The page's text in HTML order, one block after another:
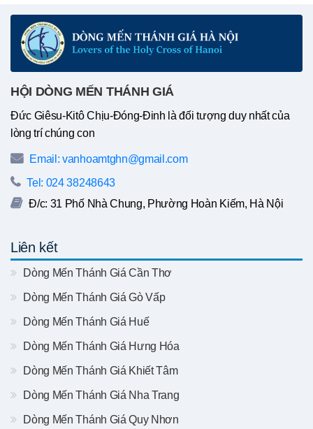
HỘI DÒNG MẾN THÁNH GIÁ
Đức Giêsu-Kitô Chịu-Đóng-Đinh là đối tượng duy nhất của
lòng trí chúng con
Email: vanhoamtghn@gmail.com
Tel: 024 38248643
Đ/c: 31 Phố Nhà Chung, Phường Hoàn Kiếm, Hà Nội
Liên kết
Dòng Mến Thánh Giá Cần Thơ
Dòng Mến Thánh Giá Gò Vấp
Dòng Mến Thánh Giá Huế
Dòng Mến Thánh Giá Hưng Hóa
Dòng Mến Thánh Giá Khiết Tâm
Dòng Mến Thánh Giá Nha Trang
Dòng Mến Thánh Giá Quy Nhơn